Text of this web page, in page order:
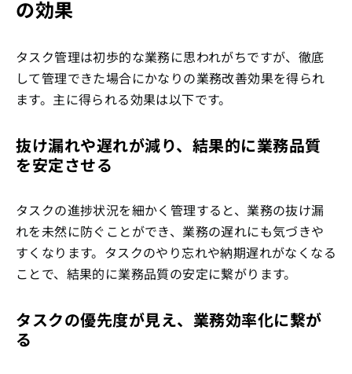
の効果
タスク管理は初歩的な業務に思われがちですが、徹底
して管理できた場合にかなりの業務改善効果を得られ
ます。主に得られる効果は以下です。
抜け漏れや遅れが減り、結果的に業務品質
を安定させる
タスクの進捗状況を細かく管理すると、業務の抜け漏
れを未然に防ぐことができ、業務の遅れにも気づきや
すくなります。タスクのやり忘れや納期遅れがなくなる
ことで、結果的に業務品質の安定に繋がります。
タスクの優先度が見え、業務効率化に繋が
る